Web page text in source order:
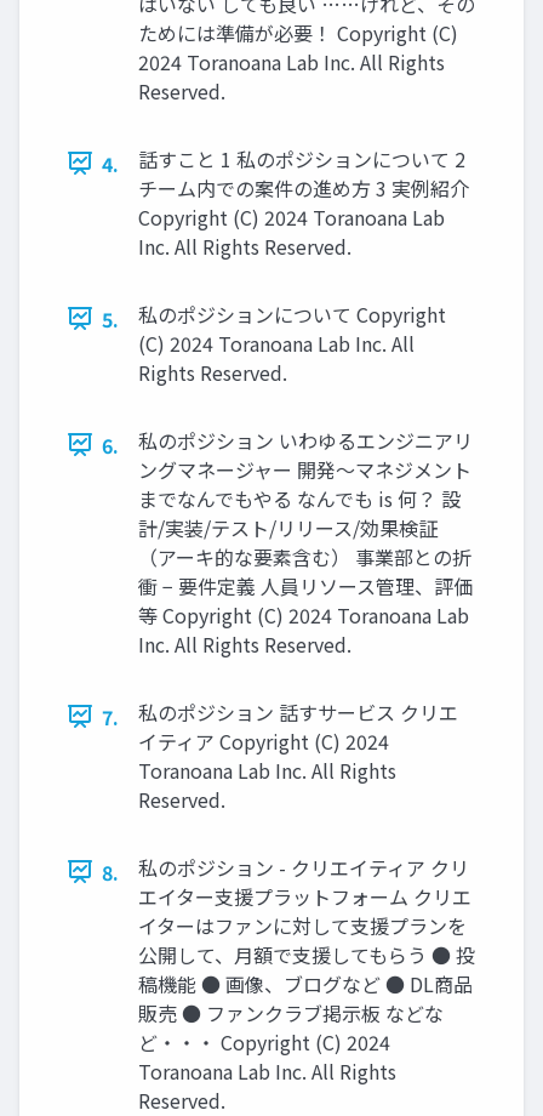
ためには準備が必要！ Copyright (C)
2024 Toranoana Lab Inc. All Rights
Reserved.
4.
話すこと 1 私のポジションについて 2
チーム内での案件の進め方 3 実例紹介
Copyright (C) 2024 Toranoana Lab
Inc. All Rights Reserved.
5.
私のポジションについて Copyright
(C) 2024 Toranoana Lab Inc. All
Rights Reserved.
6.
私のポジション いわゆるエンジニアリ
ングマネージャー 開発〜マネジメント
までなんでもやる なんでも is 何？ 設
計/実装/テスト/リリース/効果検証
（アーキ的な要素含む） 事業部との折
衝 − 要件定義 人員リソース管理、評価
等 Copyright (C) 2024 Toranoana Lab
Inc. All Rights Reserved.
7.
私のポジション 話すサービス クリエ
イティア Copyright (C) 2024
Toranoana Lab Inc. All Rights
Reserved.
8.
私のポジション - クリエイティア クリ
エイター支援プラットフォーム クリエ
イターはファンに対して支援プランを
公開して、月額で支援してもらう ● 投
稿機能 ● 画像、ブログなど ● DL商品
販売 ● ファンクラブ掲示板 などな
ど・・・ Copyright (C) 2024
Toranoana Lab Inc. All Rights
Reserved.